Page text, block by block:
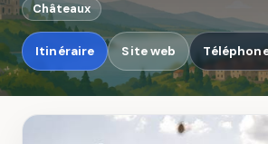
Châteaux
Itinéraire Site web